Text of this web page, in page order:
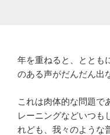
年を重ねると、ととも
のある声がだんだん出
これは肉体的な問題で
レーニングなどいつも
れども、我々のような